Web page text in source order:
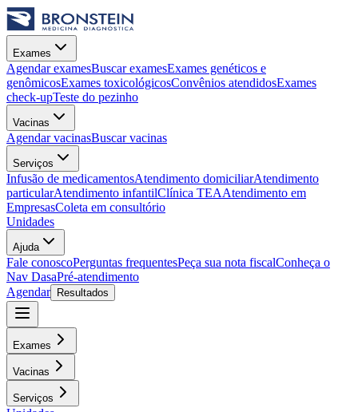
Exames
Agendar examesBuscar examesExames genéticos e
genômicosExames toxicológicosConvênios atendidosExames
check-upTeste do pezinho
Vacinas
Agendar vacinasBuscar vacinas
Serviços
Infusão de medicamentosAtendimento domiciliarAtendimento
particularAtendimento infantilClínica TEAAtendimento em
EmpresasColeta em consultório
Unidades
Ajuda
Fale conoscoPerguntas frequentesPeça sua nota fiscalConheça o
Nav DasaPré-atendimento
Agendar
Resultados
Exames
Vacinas
Serviços